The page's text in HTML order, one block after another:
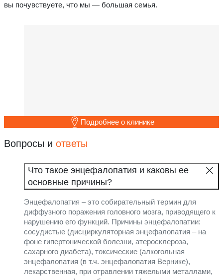
вы почувствуете, что мы — большая семья.
Подробнее о клинике
Вопросы и ответы
Что такое энцефалопатия и каковы ее
основные причины?
Энцефалопатия – это собирательный термин для
диффузного поражения головного мозга, приводящего к
нарушению его функций. Причины энцефалопатии:
сосудистые (дисциркуляторная энцефалопатия – на
фоне гипертонической болезни, атеросклероза,
сахарного диабета), токсические (алкогольная
энцефалопатия (в т.ч. энцефалопатия Вернике),
лекарственная, при отравлении тяжелыми металлами,